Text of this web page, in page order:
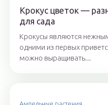
Крокус цветок —
для сада
Крокусы являются
одними из первых
можно выращивать...
Ампельные растения